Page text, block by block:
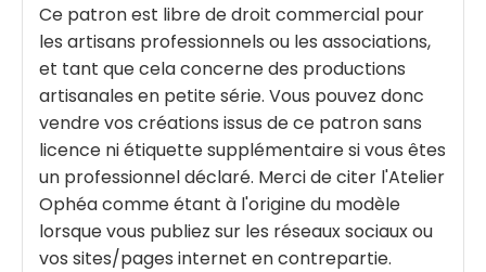
Ce patron est libre de droit commercial pour
les artisans professionnels ou les associations,
et tant que cela concerne des productions
artisanales en petite série. Vous pouvez donc
vendre vos créations issus de ce patron sans
licence ni étiquette supplémentaire si vous êtes
un professionnel déclaré. Merci de citer l'Atelier
Ophéa comme étant à l'origine du modèle
lorsque vous publiez sur les réseaux sociaux ou
vos sites/pages internet en contrepartie.